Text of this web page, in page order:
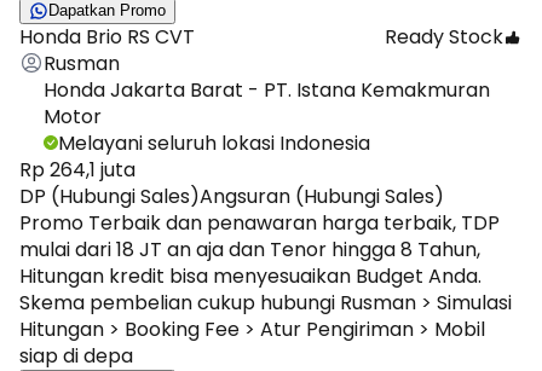
Dapatkan Promo
Honda Brio RS CVT
Ready Stock
Rusman
Honda Jakarta Barat - PT. Istana Kemakmuran
Motor
Melayani seluruh lokasi Indonesia
Rp 264,1 juta
DP (Hubungi Sales)Angsuran (Hubungi Sales)
Promo Terbaik dan penawaran harga terbaik, TDP
mulai dari 18 JT an aja dan Tenor hingga 8 Tahun,
Hitungan kredit bisa menyesuaikan Budget Anda.
Skema pembelian cukup hubungi Rusman > Simulasi
Hitungan > Booking Fee > Atur Pengiriman > Mobil
siap di depa